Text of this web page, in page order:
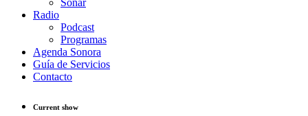
Sonar
Radio
Podcast
Programas
Agenda Sonora
Guía de Servicios
Contacto
Current show